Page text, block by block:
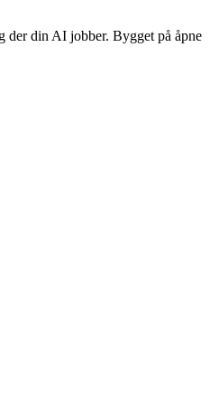
din AI jobber. Bygget på åpne